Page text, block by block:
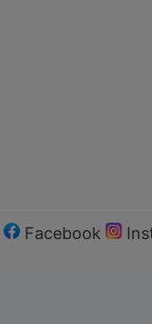
Facebook